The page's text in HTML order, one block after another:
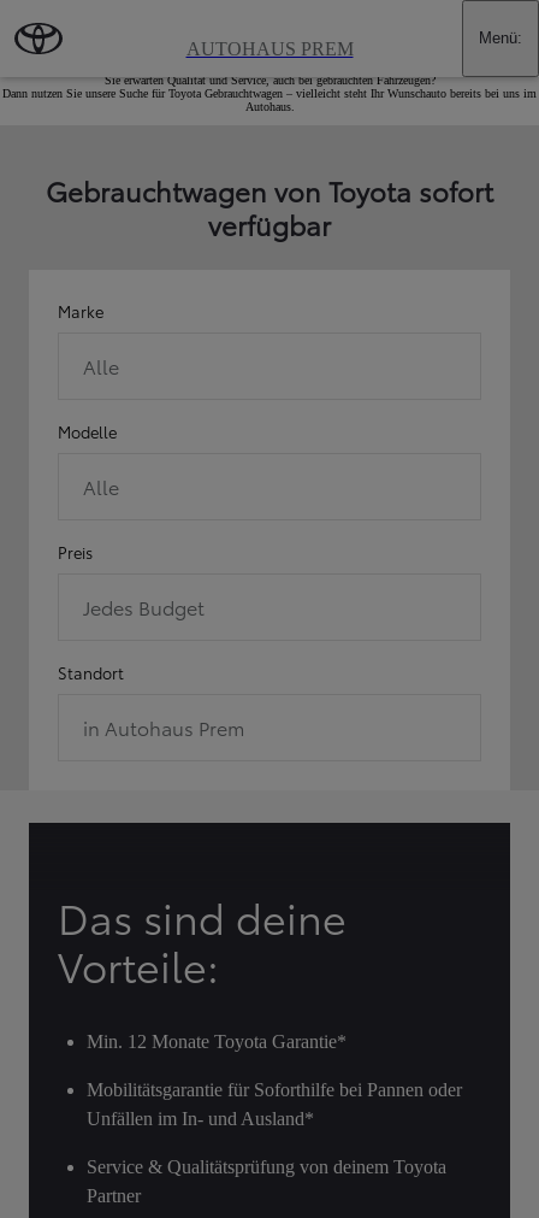
AUTOHAUS PREM Menü:
Toyota - Geprüfte Gebrauchtwagen
Sie erwarten Qualität und Service, auch bei gebrauchten Fahrzeugen?
Dann nutzen Sie unsere Suche für Toyota Gebrauchtwagen – vielleicht steht Ihr Wunschauto bereits bei uns im
Autohaus.
Gebrauchtwagen von Toyota sofort
verfügbar
Marke
Alle
Modelle
Alle
Preis
Jedes Budget
Standort
in Autohaus Prem
Das sind deine
Vorteile:
Min. 12 Monate Toyota Garantie*
Mobilitätsgarantie für Soforthilfe bei Pannen oder
Unfällen im In- und Ausland*
Service & Qualitätsprüfung von deinem Toyota
Partner